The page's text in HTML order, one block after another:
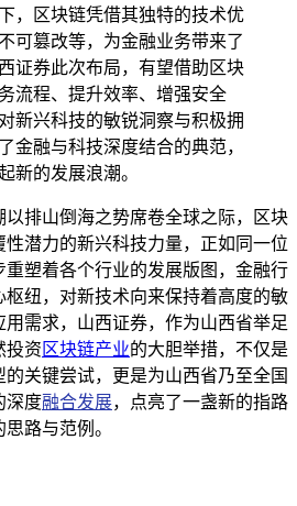
，区块链凭借其独特的技术优
可篡改等，为金融业务带来了
证券此次布局，有望借助区块
流程、提升效率、增强安全
新兴科技的敏锐洞察与积极拥
金融与科技深度结合的典范，
新的发展浪潮。
排山倒海之势席卷全球之际，区块
潜力的新兴科技力量，正如同一位
塑着各个行业的发展版图，金融行
纽，对新技术向来保持着高度的敏
需求，山西证券，作为山西省举足
投资 区块链产业的大胆举措，不仅是
关键尝试，更是为山西省乃至全国
深度融合发展，点亮了一盏新的指路
路与范例。